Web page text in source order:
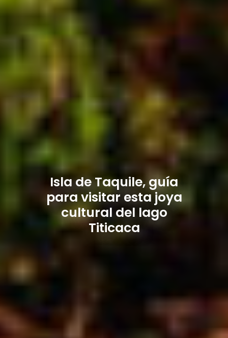
Isla de Taquile, guía
para visitar esta joya
cultural del lago
Titicaca